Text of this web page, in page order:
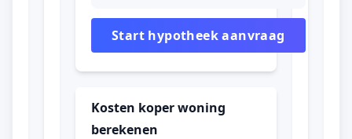
Start hypotheek aanvraag
Kosten koper woning
berekenen